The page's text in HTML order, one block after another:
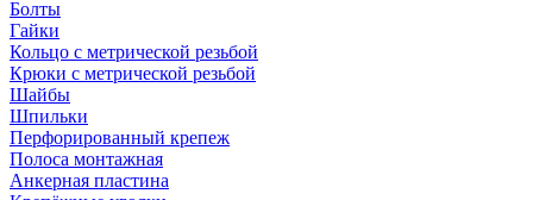
Болты
Гайки
Кольцо с метрической резьбой
Крюки с метрической резьбой
Шайбы
Шпильки
Перфорированный крепеж
Полоса монтажная
Анкерная пластина